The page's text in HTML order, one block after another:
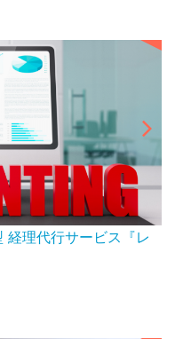
経理代行サービス『レ